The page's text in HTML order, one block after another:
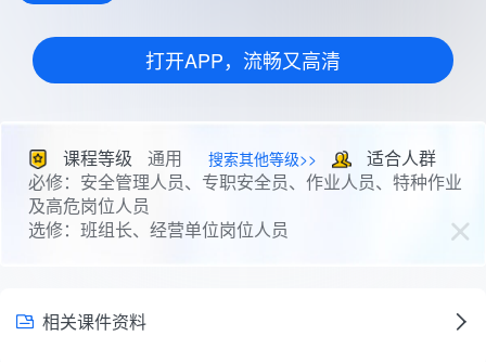
打开APP，流畅又高清
课程等级 通用 搜索其他等级>>
适合人群
必修：安全管理人员、专职安全员、作业人员、特种作业
及高危岗位人员
选修：班组长、经营单位岗位人员
相关课件资料